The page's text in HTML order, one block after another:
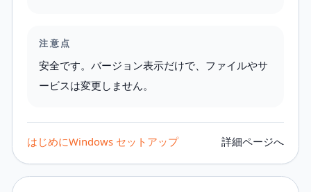
注意点
安全です。バージョン表示だけで、ファイルやサ
ービスは変更しません。
はじめにWindows セットアップ 詳細ページへ